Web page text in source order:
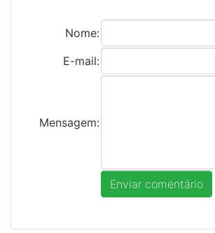
Nome:
E-mail:
Mensagem: